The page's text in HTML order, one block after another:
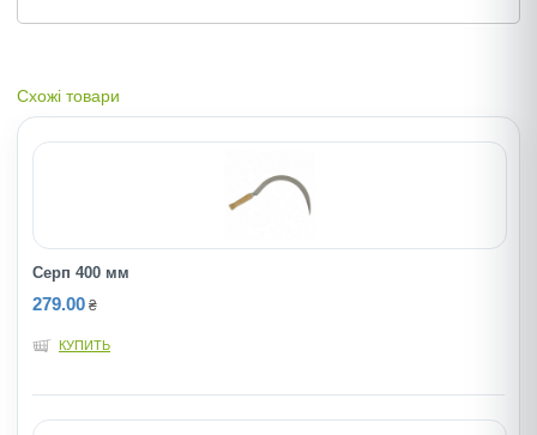
Схожі товари
Серп 400 мм
279.00 ₴
КУПИТЬ